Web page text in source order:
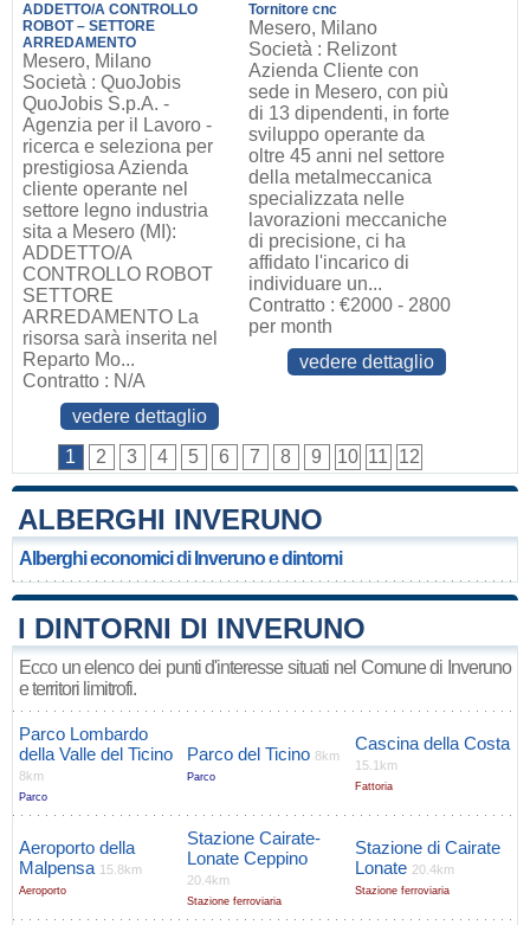
ADDETTO/A CONTROLLO
ROBOT – SETTORE
ARREDAMENTO
Mesero, Milano
Società : QuoJobis
QuoJobis S.p.A. -
Agenzia per il Lavoro -
ricerca e seleziona per
prestigiosa Azienda
cliente operante nel
settore legno industria
sita a Mesero (MI):
ADDETTO/A
CONTROLLO ROBOT
SETTORE
ARREDAMENTO La
risorsa sarà inserita nel
Reparto Mo...
Contratto : N/A
vedere dettaglio
Tornitore cnc
Mesero, Milano
Società : Relizont
Azienda Cliente con
sede in Mesero, con più
di 13 dipendenti, in forte
sviluppo operante da
oltre 45 anni nel settore
della metalmeccanica
specializzata nelle
lavorazioni meccaniche
di precisione, ci ha
affidato l'incarico di
individuare un...
Contratto : €2000 - 2800
per month
vedere dettaglio
1 2 3 4 5 6 7 8 9 10 11 12
ALBERGHI INVERUNO
Alberghi economici di Inveruno e dintorni
I DINTORNI DI INVERUNO
Ecco un elenco dei punti d'interesse situati nel Comune di Inveruno
e territori limitrofi.
Parco Lombardo
della Valle del Ticino
8km
Parco
Parco del Ticino 8km
Parco
Cascina della Costa
15.1km
Fattoria
Aeroporto della
Malpensa 15.8km
Aeroporto
Stazione Cairate-
Lonate Ceppino
20.4km
Stazione ferroviaria
Stazione di Cairate
Lonate 20.4km
Stazione ferroviaria